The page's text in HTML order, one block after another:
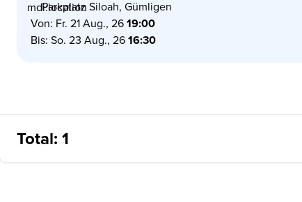
mdi:location
Parkplatz Siloah, Gümligen
Von: Fr. 21 Aug., 2619:00
Bis: So. 23 Aug., 2616:30
Total: 1